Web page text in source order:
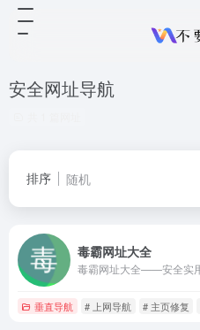
安全网址导航
排序 随机
毒霸网址大全
垂直导航 # 上网导航 # 主页修复